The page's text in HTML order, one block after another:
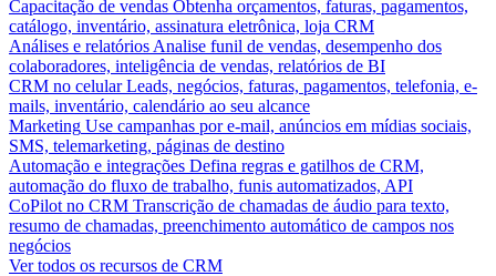
Capacitação de vendas Obtenha orçamentos, faturas, pagamentos,
catálogo, inventário, assinatura eletrônica, loja CRM
Análises e relatórios Analise funil de vendas, desempenho dos
colaboradores, inteligência de vendas, relatórios de BI
CRM no celular Leads, negócios, faturas, pagamentos, telefonia, e-
mails, inventário, calendário ao seu alcance
Marketing Use campanhas por e-mail, anúncios em mídias sociais,
SMS, telemarketing, páginas de destino
Automação e integrações Defina regras e gatilhos de CRM,
automação do fluxo de trabalho, funis automatizados, API
CoPilot no CRM Transcrição de chamadas de áudio para texto,
resumo de chamadas, preenchimento automático de campos nos
negócios
Ver todos os recursos de CRM